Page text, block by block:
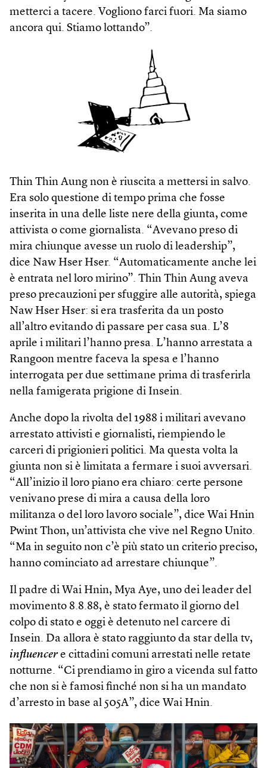
metterci a tacere. Vogliono farci fuori. Ma siamo
ancora qui. Stiamo lottando”.
Thin Thin Aung non è riuscita a mettersi in salvo.
Era solo questione di tempo prima che fosse
inserita in una delle liste nere della giunta, come
attivista o come giornalista. “Avevano preso di
mira chiunque avesse un ruolo di leadership”,
dice Naw Hser Hser. “Automaticamente anche lei
è entrata nel loro mirino”. Thin Thin Aung aveva
preso precauzioni per sfuggire alle autorità, spiega
Naw Hser Hser: si era trasferita da un posto
all’altro evitando di passare per casa sua. L’8
aprile i militari l’hanno presa. L’hanno arrestata a
Ran­goon mentre faceva la spesa e l’hanno
interrogata per due settimane prima di trasferirla
nella famigerata prigione di Insein.
Anche dopo la rivolta del 1988 i militari avevano
arrestato attivisti e giornalisti, riempiendo le
carceri di prigionieri politici. Ma questa volta la
giunta non si è limitata a fermare i suoi avversari.
“All’inizio il loro piano era chiaro: certe persone
venivano prese di mira a causa della loro
militanza o del loro lavoro sociale”, dice Wai Hnin
Pwint Thon, un’attivista che vive nel Regno Unito.
“Ma in seguito non c’è più stato un criterio preciso,
hanno cominciato ad arrestare chiunque”.
Il padre di Wai Hnin, Mya Aye, uno dei leader del
movimento 8.8.88, è stato fermato il giorno del
colpo di stato e oggi è detenuto nel carcere di
Insein. Da allora è stato raggiunto da star della tv,
influencere cittadini comuni arrestati nelle retate
notturne. “Ci prendiamo in giro a vicenda sul fatto
che non si è famosi finché non si ha un mandato
d’arresto in base al 505A”, dice Wai Hnin.